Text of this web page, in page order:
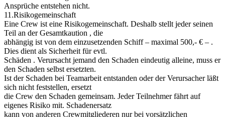
Ansprüche entstehen nicht.
11.Risikogemeinschaft
Eine Crew ist eine Risikogemeinschaft. Deshalb stellt jeder seinen
Teil an der Gesamtkaution , die
abhängig ist von dem einzusetzenden Schiff – maximal 500,- € – .
Dies dient als Sicherheit für evtl.
Schäden . Verursacht jemand den Schaden eindeutig alleine, muss er
den Schaden selbst ersetzten.
Ist der Schaden bei Teamarbeit entstanden oder der Verursacher läßt
sich nicht feststellen, ersetzt
die Crew den Schaden gemeinsam. Jeder Teilnehmer fährt auf
eigenes Risiko mit. Schadenersatz
kann von anderen Crewmitgliederen nur bei vorsätzlichen